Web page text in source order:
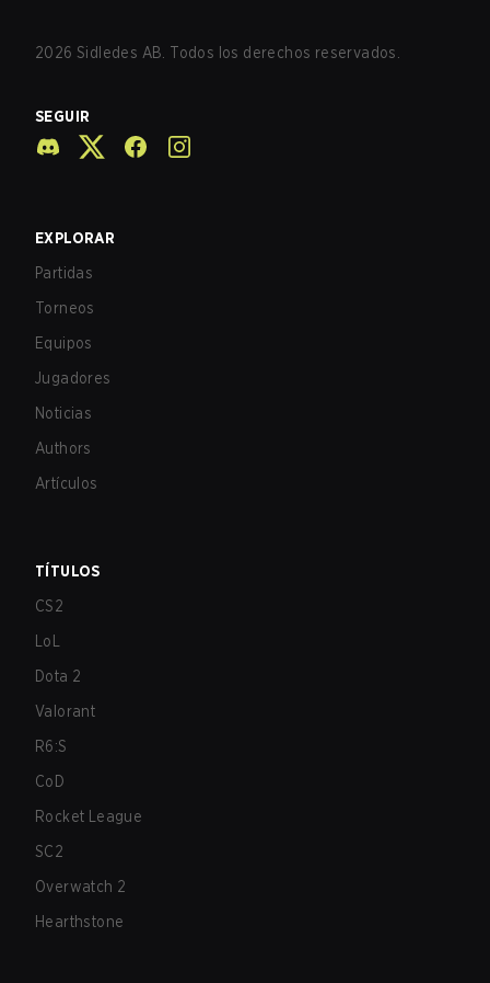
2026 Sidledes AB. Todos los derechos reservados.
SEGUIR
EXPLORAR
Partidas
Torneos
Equipos
Jugadores
Noticias
Authors
Artículos
TÍTULOS
CS2
LoL
Dota 2
Valorant
R6:S
CoD
Rocket League
SC2
Overwatch 2
Hearthstone